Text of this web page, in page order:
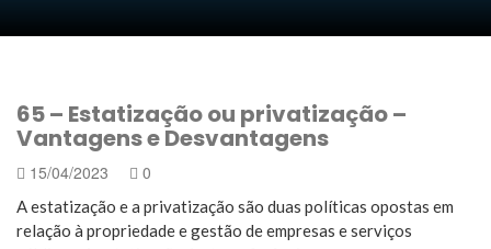
65 – Estatização ou privatização –
Vantagens e Desvantagens
15/04/2023 0
A estatização e a privatização são duas políticas opostas em
relação à propriedade e gestão de empresas e serviços